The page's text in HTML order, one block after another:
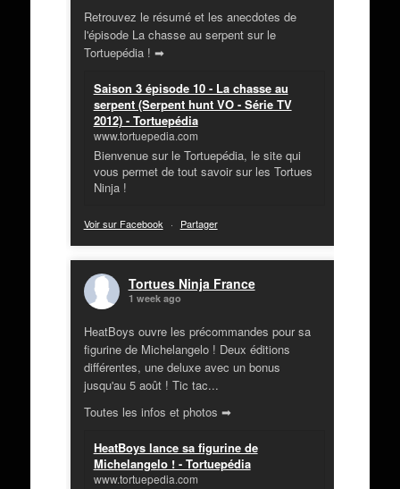
Retrouvez le résumé et les anecdotes de
l'épisode La chasse au serpent sur le
Tortuepédia ! ➡
Saison 3 épisode 10 - La chasse au
serpent (Serpent hunt VO - Série TV
2012) - Tortuepédia
www.tortuepedia.com
Bienvenue sur le Tortuepédia, le site qui
vous permet de tout savoir sur les Tortues
Ninja !
Voir sur Facebook · Partager
Tortues Ninja France
1 week ago
HeatBoys ouvre les précommandes pour sa
figurine de Michelangelo ! Deux éditions
différentes, une deluxe avec un bonus
jusqu'au 5 août ! Tic tac...
Toutes les infos et photos ➡
HeatBoys lance sa figurine de
Michelangelo ! - Tortuepédia
www.tortuepedia.com